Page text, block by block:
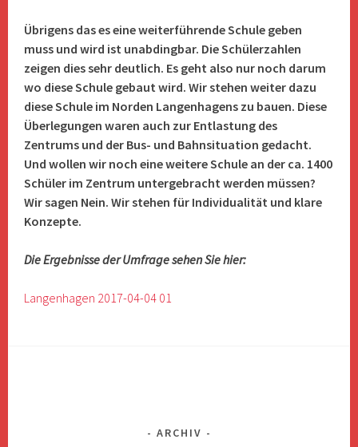
Übrigens das es eine weiterführende Schule geben
muss und wird ist unabdingbar. Die Schülerzahlen
zeigen dies sehr deutlich. Es geht also nur noch darum
wo diese Schule gebaut wird. Wir stehen weiter dazu
diese Schule im Norden Langenhagens zu bauen. Diese
Überlegungen waren auch zur Entlastung des
Zentrums und der Bus- und Bahnsituation gedacht.
Und wollen wir noch eine weitere Schule an der ca. 1400
Schüler im Zentrum untergebracht werden müssen?
Wir sagen Nein. Wir stehen für Individualität und klare
Konzepte.
Die Ergebnisse der Umfrage sehen Sie hier:
Langenhagen 2017-04-04 01
ARCHIV